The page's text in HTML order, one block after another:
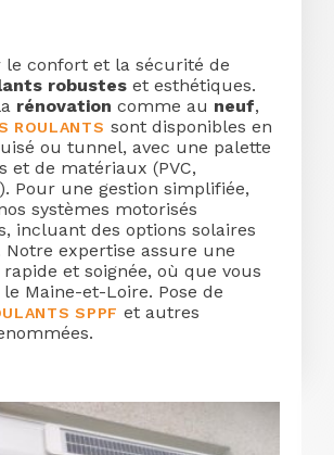
le confort et la sécurité de
robustes et esthétiques.
rénovation comme au neuf,
ROULANTS sont disponibles en
ou tunnel, avec une palette
et de matériaux (PVC,
Pour une gestion simplifiée,
systèmes motorisés
incluant des options solaires
Notre expertise assure une
et soignée, où que vous
Maine-et-Loire. Pose de
SPPF et autres